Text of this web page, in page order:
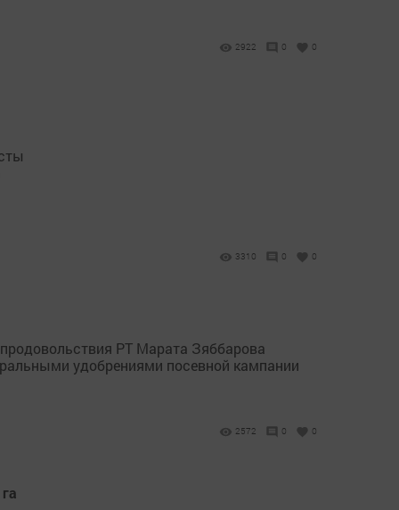
2922 0 0
3310 0 0
РТ Марата Зяббарова
удобрениями посевной кампании
2572 0 0